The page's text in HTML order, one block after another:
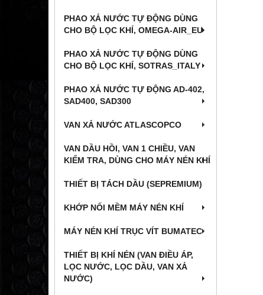
PHAO XẢ NƯỚC TỰ ĐỘNG DÙNG
CHO BỘ LỌC KHÍ, OMEGA-AIR_EU
PHAO XẢ NƯỚC TỰ ĐỘNG DÙNG
CHO BỘ LỌC KHÍ, SOTRAS_ITALY
PHAO XẢ NƯỚC TỰ ĐỘNG AD-402,
SAD400, SAD300
VAN XẢ NƯỚC ATLASCOPCO
VAN DẦU HỒI, VAN 1 CHIỀU, VAN
KIỂM TRA, DÙNG CHO MÁY NÉN KHÍ
THIẾT BỊ TÁCH DẦU (SEPREMIUM)
KHỚP NỐI MỀM MÁY NÉN KHÍ
MÁY NÉN KHÍ TRỤC VÍT BUMATEC
THIẾT BỊ KHÍ NÉN (VAN ĐIỀU ÁP,
LỌC NƯỚC, LỌC DẦU, VAN XẢ
NƯỚC)